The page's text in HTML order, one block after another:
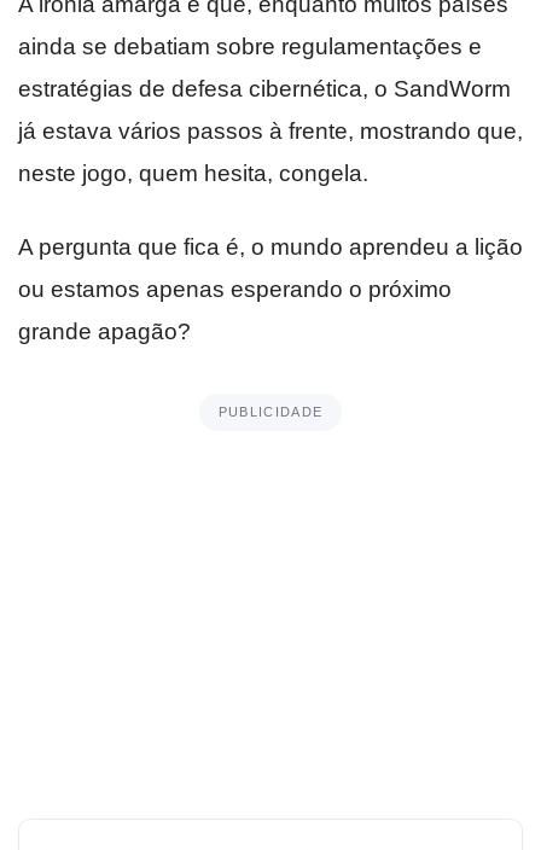
ainda se debatiam sobre regulamentações e
estratégias de defesa cibernética, o SandWorm
já estava vários passos à frente, mostrando que,
neste jogo, quem hesita, congela.
A pergunta que fica é, o mundo aprendeu a lição
ou estamos apenas esperando o próximo
grande apagão?
PUBLICIDADE